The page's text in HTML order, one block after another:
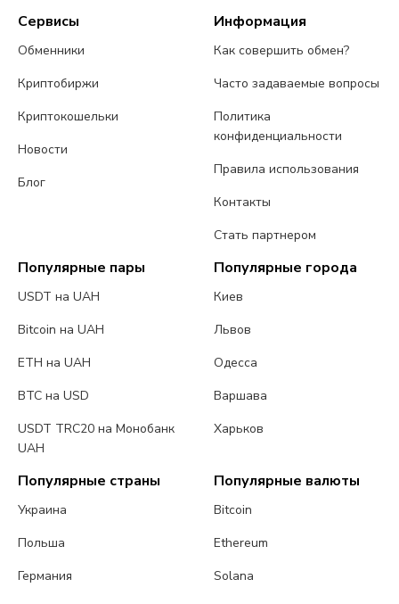
Сервисы
Обменники
Криптобиржи
Криптокошельки
Новости
Блог
Информация
Как совершить обмен?
Часто задаваемые вопросы
Политика
конфиденциальности
Правила использования
Контакты
Стать партнером
Популярные пары
USDT на UAH
Bitcoin на UAH
ETH на UAH
BTC на USD
USDT TRC20 на Монобанк
UAH
Популярные города
Киев
Львов
Одесса
Варшава
Харьков
Популярные страны
Украина
Польша
Германия
Популярные валюты
Bitcoin
Ethereum
Solana